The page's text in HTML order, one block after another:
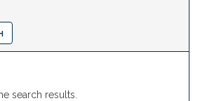
search results.